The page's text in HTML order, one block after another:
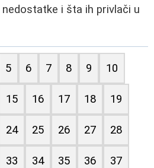
i šta ih privlači u
5 6 7 8 9 10
15 16 17 18 19
24 25 26 27 28
33 34 35 36 37